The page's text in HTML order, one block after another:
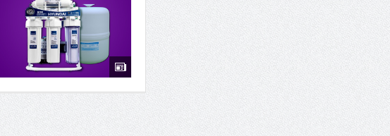
7 سوئیت محبوب مشهد نزدیک حرم با غذا و نظر مسافران
درمان ترک های پوستی با لیزر در مشهد | لیزر فوتونا برای بهبود قطعی
طراحی در خدمت نظم؛ از قفسه ‌های یک‌ طرفه تا دو طرفه، روایت